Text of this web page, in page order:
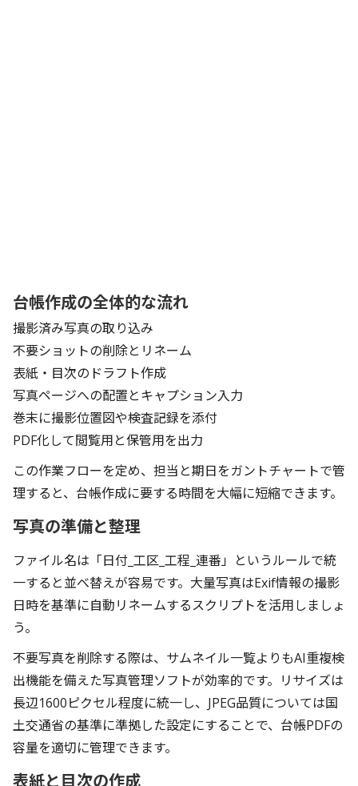
台帳作成の全体的な流れ
撮影済み写真の取り込み
不要ショットの削除とリネーム
表紙・目次のドラフト作成
写真ページへの配置とキャプション入力
巻末に撮影位置図や検査記録を添付
PDF化して閲覧用と保管用を出力
この作業フローを定め、担当と期日をガントチャートで管
理すると、台帳作成に要する時間を大幅に短縮できます。
写真の準備と整理
ファイル名は「日付_工区_工程_連番」というルールで統
一すると並べ替えが容易です。大量写真はExif情報の撮影
日時を基準に自動リネームするスクリプトを活用しましょ
う。
不要写真を削除する際は、サムネイル一覧よりもAI重複検
出機能を備えた写真管理ソフトが効率的です。リサイズは
長辺1600ピクセル程度に統一し、JPEG品質については国
土交通省の基準に準拠した設定にすることで、台帳PDFの
容量を適切に管理できます。
表紙と目次の作成